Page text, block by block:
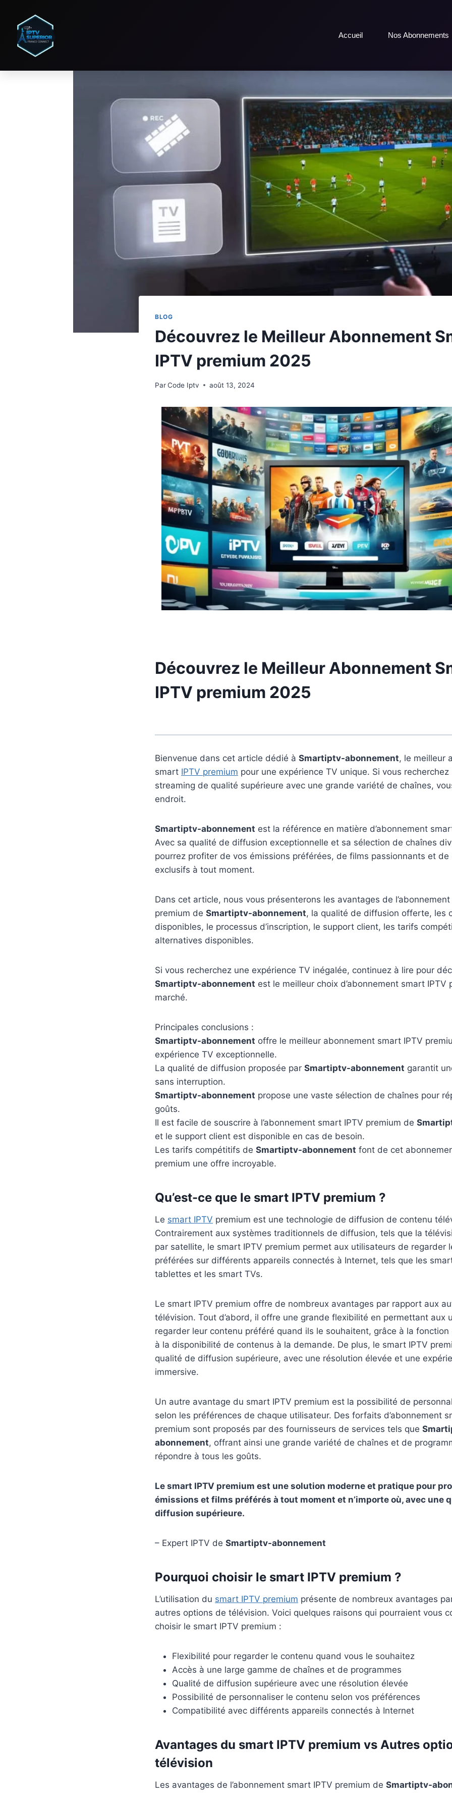
Accueil Nos Abonnements
BLOG
Découvrez le Meilleur Abonnement
IPTV premium 2025
ParCode Iptv août 13, 2024
Découvrez le Meilleur Abonnement
IPTV premium 2025
Bienvenue dans cet article dédié à Smartiptv-abonnement, le meilleur
smart IPTV premium pour une expérience TV unique. Si vous
streaming de qualité supérieure avec une grande variété de chaînes,
endroit.
Smartiptv-abonnement est la référence en matière d’abonnement
Avec sa qualité de diffusion exceptionnelle et sa sélection de chaînes
pourrez profiter de vos émissions préférées, de films passionnants et de
exclusifs à tout moment.
Dans cet article, nous vous présenterons les avantages de
premium de Smartiptv-abonnement, la qualité de diffusion offerte, les
disponibles, le processus d’inscription, le support client, les tarifs
alternatives disponibles.
Si vous recherchez une expérience TV inégalée, continuez à lire pour
Smartiptv-abonnement est le meilleur choix d’abonnement smart IPTV
marché.
Principales conclusions :
Smartiptv-abonnement offre le meilleur abonnement smart IPTV
expérience TV exceptionnelle.
La qualité de diffusion proposée par Smartiptv-abonnement garantit
sans interruption.
Smartiptv-abonnement propose une vaste sélection de chaînes pour
goûts.
Il est facile de souscrire à l’abonnement smart IPTV premium de
et le support client est disponible en cas de besoin.
Les tarifs compétitifs de Smartiptv-abonnement font de cet
premium une offre incroyable.
Qu’est-ce que le smart IPTV premium ?
Le smart IPTV premium est une technologie de diffusion de contenu
Contrairement aux systèmes traditionnels de diffusion, tels que la
par satellite, le smart IPTV premium permet aux utilisateurs de regarder
préférées sur différents appareils connectés à Internet, tels que les
tablettes et les smart TVs.
Le smart IPTV premium offre de nombreux avantages par rapport aux
télévision. Tout d’abord, il offre une grande flexibilité en permettant aux
regarder leur contenu préféré quand ils le souhaitent, grâce à la
à la disponibilité de contenus à la demande. De plus, le smart IPTV
qualité de diffusion supérieure, avec une résolution élevée et une
immersive.
Un autre avantage du smart IPTV premium est la possibilité de
selon les préférences de chaque utilisateur. Des forfaits d’abonnement
premium sont proposés par des fournisseurs de services tels que
abonnement, offrant ainsi une grande variété de chaînes et de
répondre à tous les goûts.
Le smart IPTV premium est une solution moderne et pratique pour
émissions et films préférés à tout moment et n’importe où, avec une
diffusion supérieure.
– Expert IPTV de Smartiptv-abonnement
Pourquoi choisir le smart IPTV premium ?
L’utilisation du smart IPTV premium présente de nombreux avantages
autres options de télévision. Voici quelques raisons qui pourraient vous
choisir le smart IPTV premium :
Flexibilité pour regarder le contenu quand vous le souhaitez
Accès à une large gamme de chaînes et de programmes
Qualité de diffusion supérieure avec une résolution élevée
Possibilité de personnaliser le contenu selon vos préférences
Compatibilité avec différents appareils connectés à Internet
Avantages du smart IPTV premium vs Autres
télévision
Les avantages de l’abonnement smart IPTV premium de Smartiptv-